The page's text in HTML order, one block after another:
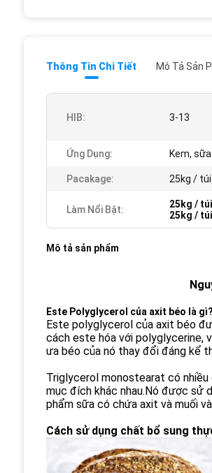
Thông Tin Chi Tiết Mô Tả Sản
HIB: 3-13
Ứng Dụng: Kem,
Pacakage: 25kg / túi
Làm Nổi Bật: 25kg /
25kg /
Mô tả sản phẩm
Este Polyglycerol của axit béo là gì?
Este polyglycerol của axit béo
cách este hóa với polyglycerine,
ưa béo của nó thay đổi đáng kể
Triglycerol monostearat có
mục đích khác nhau.Nó được sử
phẩm sữa có chứa axit và muối
Cách sử dụng chất bổ sung